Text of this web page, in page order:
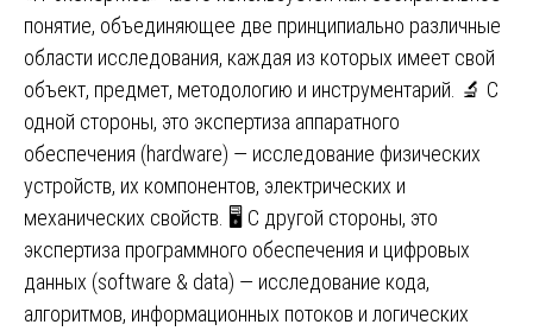
понятие, объединяющее две принципиально различные
области исследования, каждая из которых имеет свой
объект, предмет, методологию и инструментарий. 🔬 С
одной стороны, это экспертиза аппаратного
обеспечения (hardware) — исследование физических
устройств, их компонентов, электрических и
механических свойств. 🖥️ С другой стороны, это
экспертиза программного обеспечения и цифровых
данных (software & data) — исследование кода,
алгоритмов, информационных потоков и логических